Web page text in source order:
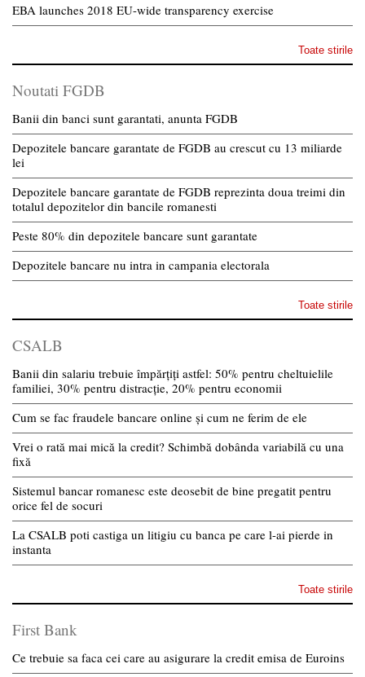
EBA launches 2018 EU-wide transparency exercise
Toate stirile
Noutati FGDB
Banii din banci sunt garantati, anunta FGDB
Depozitele bancare garantate de FGDB au crescut cu 13 miliarde
lei
Depozitele bancare garantate de FGDB reprezinta doua treimi din
totalul depozitelor din bancile romanesti
Peste 80% din depozitele bancare sunt garantate
Depozitele bancare nu intra in campania electorala
Toate stirile
CSALB
Banii din salariu trebuie împărțiți astfel: 50% pentru cheltuielile
familiei, 30% pentru distracție, 20% pentru economii
Cum se fac fraudele bancare online și cum ne ferim de ele
Vrei o rată mai mică la credit? Schimbă dobânda variabilă cu una
fixă
Sistemul bancar romanesc este deosebit de bine pregatit pentru
orice fel de socuri
La CSALB poti castiga un litigiu cu banca pe care l-ai pierde in
instanta
Toate stirile
First Bank
Ce trebuie sa faca cei care au asigurare la credit emisa de Euroins